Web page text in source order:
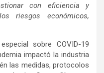
con eficiencia y
riesgos económicos,
sobre COVID-19
impactó la industria
las medidas, protocolos